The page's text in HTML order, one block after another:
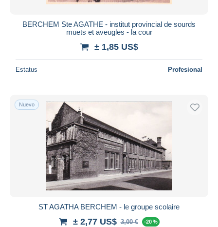
BERCHEM Ste AGATHE - institut provincial de sourds
muets et aveugles - la cour
± 1,85 US$
Estatus Profesional
Nuevo
ST AGATHA BERCHEM - le groupe scolaire
± 2,77 US$ 3,00 € -20 %